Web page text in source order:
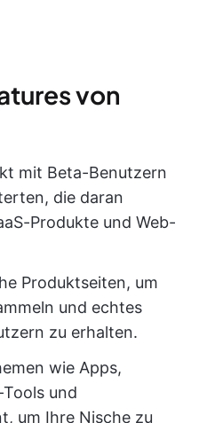
von
mit Beta-Benutzern
die daran
Produkte und Web-
Produktseiten, um
und echtes
zu erhalten.
wie Apps,
und
um Ihre Nische zu